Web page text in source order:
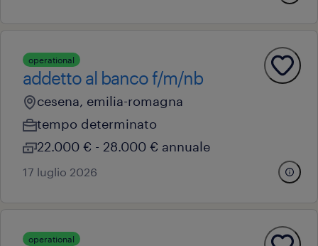
operational
addetto al banco f/m/nb
cesena, emilia-romagna
tempo determinato
22.000 € - 28.000 € annuale
17 luglio 2026
operational